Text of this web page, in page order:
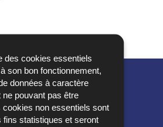
des cookies essentiels
son bon fonctionnement,
données à caractère
ne pouvant pas être
cookies non essentiels sont
fins statistiques et seront